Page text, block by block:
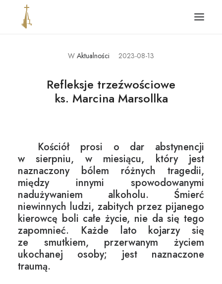
Główna
Aktualności
Parafia
Standardy ochrony dzieci
W Aktualności 2023-08-13
Refleksje trzeźwościowe
ks. Marcina Marsollka
Kościół prosi o dar abstynencji
w sierpniu, w miesiącu, który jest
naznaczony bólem różnych tragedii,
między innymi spowodowanymi
nadużywaniem alkoholu. Śmierć
niewinnych ludzi, zabitych przez pijanego
kierowcę boli całe życie, nie da się tego
zapomnieć. Każde lato kojarzy się
ze smutkiem, przerwanym życiem
ukochanej osoby; jest naznaczone
traumą.